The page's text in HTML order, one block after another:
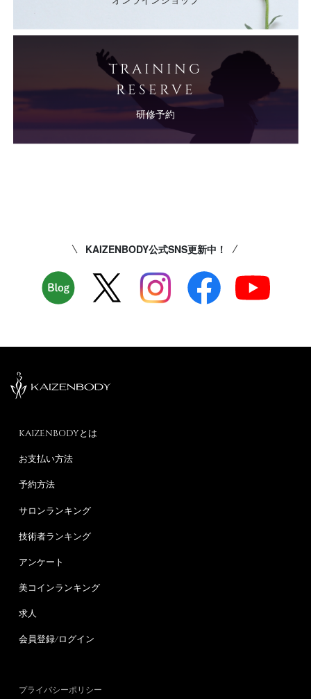
TRAINING
RESERVE
研修予約
KAIZENBODY公式SNS更新中！
KAIZENBODYとは
お支払い方法
予約方法
サロンランキング
技術者ランキング
アンケート
美コインランキング
求人
会員登録/ログイン
プライバシーポリシー